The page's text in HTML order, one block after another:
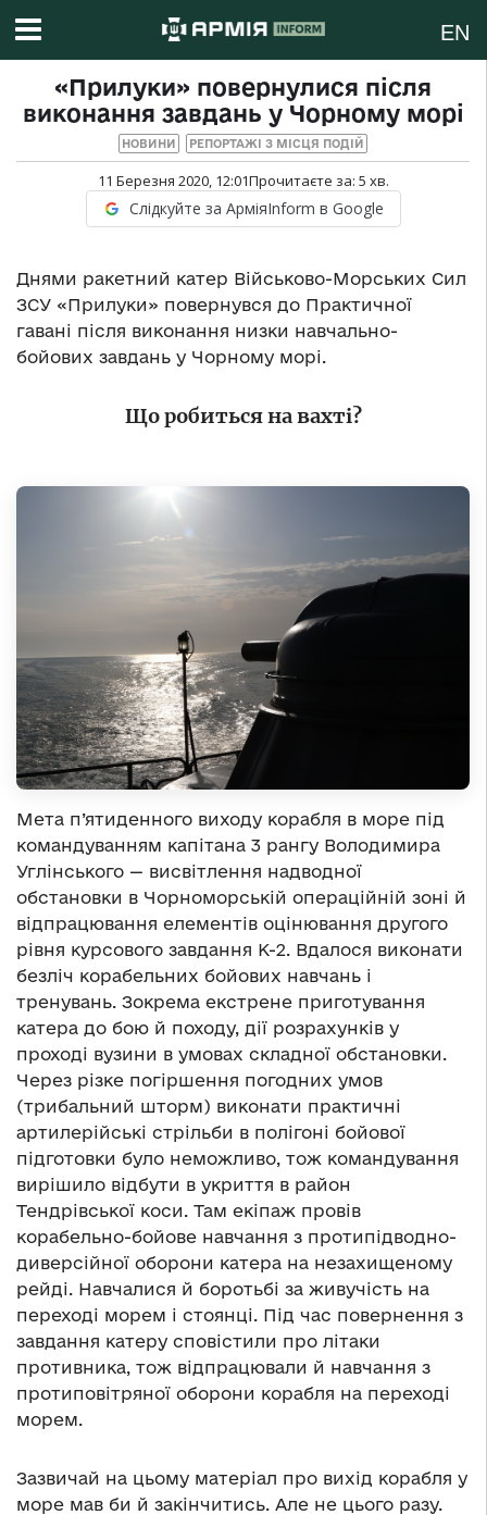
EN
«Прилуки» повернулися після
виконання завдань у Чорному морі
НОВИНИ РЕПОРТАЖІ З МІСЦЯ ПОДІЙ
11 Березня 2020, 12:01Прочитаєте за: 5 хв.
Слідкуйте за АрміяInform в Google
Днями ракетний катер Військово-Морських Сил
ЗСУ «Прилуки» повернувся до Практичної
гавані після виконання низки навчально-
бойових завдань у Чорному морі.
Що робиться на вахті?
Мета п’ятиденного виходу корабля в море під
командуванням капітана 3 рангу Володимира
Углінського — висвітлення надводної
обстановки в Чорноморській операційній зоні й
відпрацювання елементів оцінювання другого
рівня курсового завдання К-2. Вдалося виконати
безліч корабельних бойових навчань і
тренувань. Зокрема екстрене приготування
катера до бою й походу, дії розрахунків у
проході вузини в умовах складної обстановки.
Через різке погіршення погодних умов
(трибальний шторм) виконати практичні
артилерійські стрільби в полігоні бойової
підготовки було неможливо, тож командування
вирішило відбути в укриття в район
Тендрівської коси. Там екіпаж провів
корабельно-бойове навчання з протипідводно-
диверсійної оборони катера на незахищеному
рейді. Навчалися й боротьбі за живучість на
переході морем і стоянці. Під час повернення з
завдання катеру сповістили про літаки
противника, тож відпрацювали й навчання з
протиповітряної оборони корабля на переході
морем.
Зазвичай на цьому матеріал про вихід корабля у
море мав би й закінчитись. Але не цього разу.